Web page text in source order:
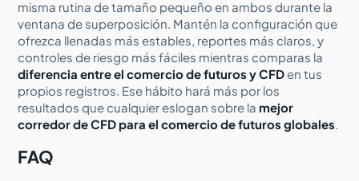
misma rutina de tamaño pequeño en ambos durante la
ventana de superposición. Mantén la configuración que
ofrezca llenadas más estables, reportes más claros, y
controles de riesgo más fáciles mientras comparas la
diferencia entre el comercio de futuros y CFD en tus
propios registros. Ese hábito hará más por los
resultados que cualquier eslogan sobre la mejor
corredor de CFD para el comercio de futuros globales.
FAQ